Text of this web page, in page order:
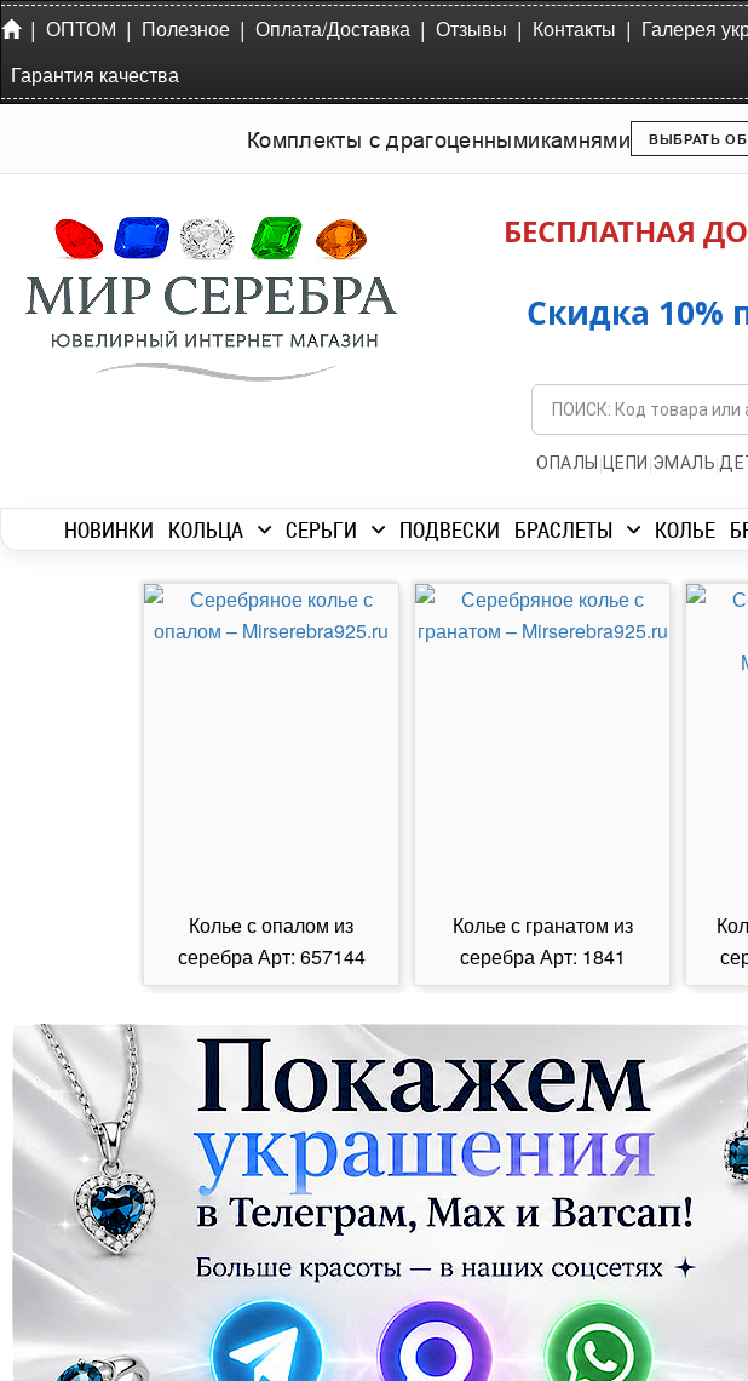
| ОПТОМ | Полезное | Оплата/Доставка | Отзывы | Контакты | Галерея
Гарантия качества
Комплекты с драгоценнымикамнями ВЫБРАТЬ
БЕСПЛАТНАЯ
Скидка 10%
ОПАЛЫ | ЦЕПИ |ЭМАЛЬ|
НОВИНКИ КОЛЬЦА СЕРЬГИ ПОДВЕСКИ БРАСЛЕТЫ КОЛЬЕ
Колье с опалом из
серебра Арт: 657144
Колье с гранатом из
серебра Арт: 1841